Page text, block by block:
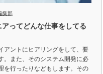
集部
ってどんな仕事をしてる
アントにヒアリングをして、要
。また、そのシステム開発に必
を行ったりなどもします。その